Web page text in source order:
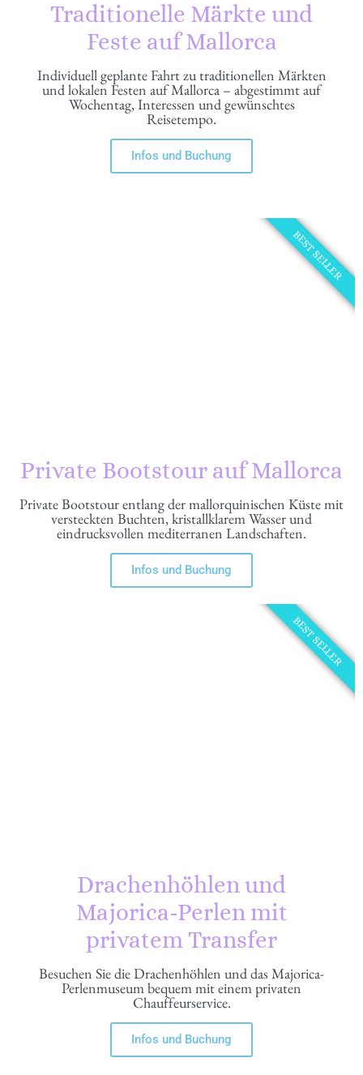
Traditionelle Märkte und
Feste auf Mallorca
Individuell geplante Fahrt zu traditionellen Märkten
und lokalen Festen auf Mallorca – abgestimmt auf
Wochentag, Interessen und gewünschtes
Reisetempo.
Infos und Buchung
Private Bootstour auf Mallorca
Private Bootstour entlang der mallorquinischen Küste mit
versteckten Buchten, kristallklarem Wasser und
eindrucksvollen mediterranen Landschaften.
Infos und Buchung
BEST SELLER
Drachenhöhlen und
Majorica-Perlen mit
privatem Transfer
Besuchen Sie die Drachenhöhlen und das Majorica-
Perlenmuseum bequem mit einem privaten
Chauffeurservice.
Infos und Buchung
BEST SELLER